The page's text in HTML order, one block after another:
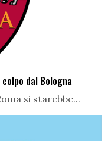
dal Bologna
si starebbe...